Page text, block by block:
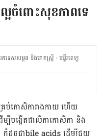
អចំពោះសុខភាពទេ
ទេសសម្ភព និងរោគស្ត្រី ·ម​ន្ទីរពេទ្យ
រប់​កោសិកា​រាង​កាយ ហើយ​
ម្បី​បង្កើត​ជាលិកា​កោសិកា និង​